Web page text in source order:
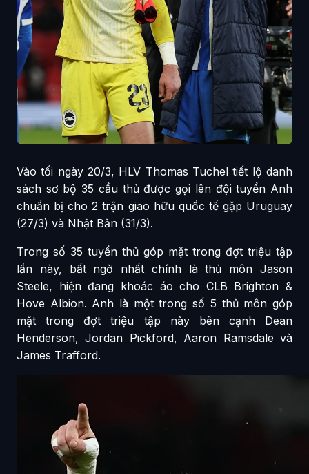
Vào tối ngày 20/3, HLV Thomas Tuchel tiết lộ danh
sách sơ bộ 35 cầu thủ được gọi lên đội tuyển Anh
chuẩn bị cho 2 trận giao hữu quốc tế gặp Uruguay
(27/3) và Nhật Bản (31/3).
Trong số 35 tuyển thủ góp mặt trong đợt triệu tập
lần này, bất ngờ nhất chính là thủ môn Jason
Steele, hiện đang khoác áo cho CLB Brighton &
Hove Albion. Anh là một trong số 5 thủ môn góp
mặt trong đợt triệu tập này bên cạnh Dean
Henderson, Jordan Pickford, Aaron Ramsdale và
James Trafford.